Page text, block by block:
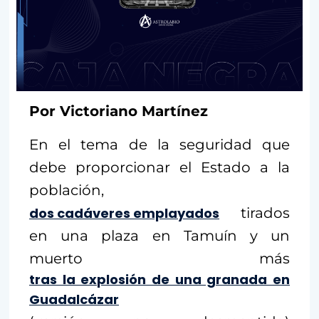
Por Victoriano Martínez
En el tema de la seguridad que
debe proporcionar el Estado a la
población,
dos cadáveres emplayados tirados
en una plaza en Tamuín y un
muerto más
tras la explosión de una granada en
Guadalcázar